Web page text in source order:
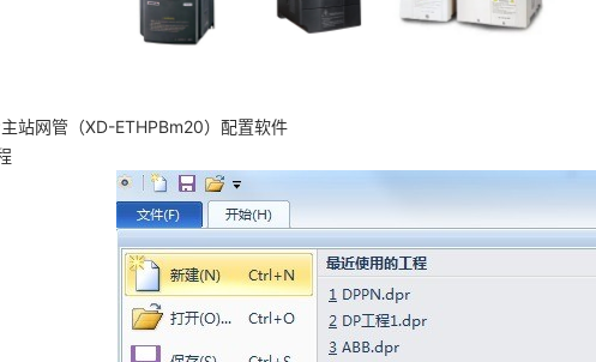
站网管（XD-ETHPBm20）配置软件